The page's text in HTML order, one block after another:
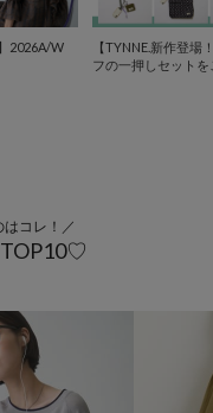
2026A/W
【TYNNE.新作登場
フの一押しセットを
コレ！／